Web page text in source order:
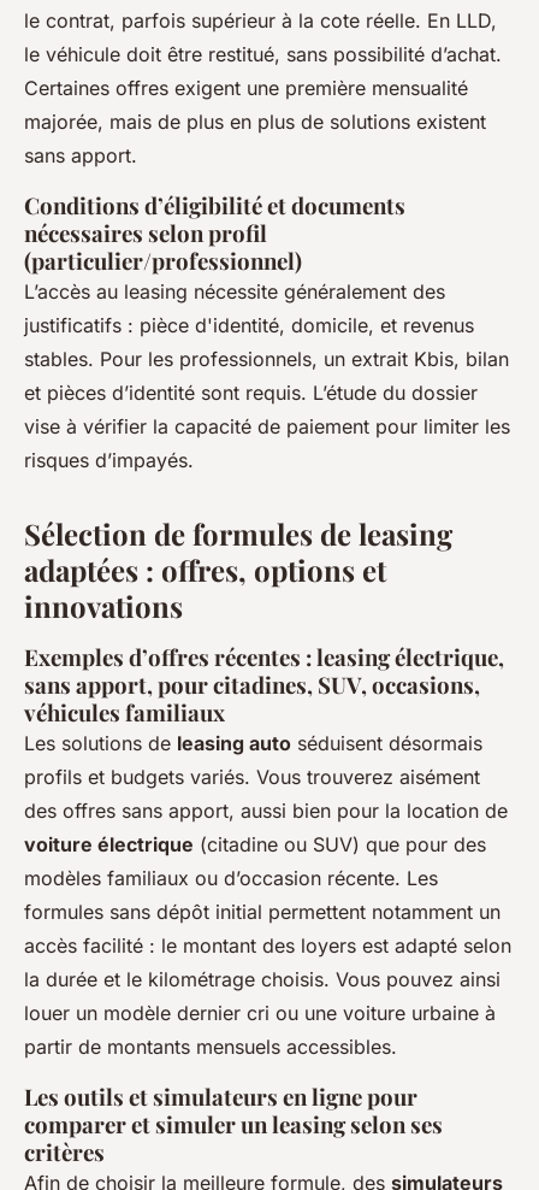
le contrat, parfois supérieur à la cote réelle. En LLD,
le véhicule doit être restitué, sans possibilité d’achat.
Certaines offres exigent une première mensualité
majorée, mais de plus en plus de solutions existent
sans apport.
Conditions d’éligibilité et documents
nécessaires selon profil
(particulier/professionnel)
L’accès au leasing nécessite généralement des
justificatifs : pièce d'identité, domicile, et revenus
stables. Pour les professionnels, un extrait Kbis, bilan
et pièces d’identité sont requis. L’étude du dossier
vise à vérifier la capacité de paiement pour limiter les
risques d’impayés.
Sélection de formules de leasing
adaptées : offres, options et
innovations
Exemples d’offres récentes : leasing électrique,
sans apport, pour citadines, SUV, occasions,
véhicules familiaux
Les solutions de leasing auto séduisent désormais
profils et budgets variés. Vous trouverez aisément
des offres sans apport, aussi bien pour la location de
voiture électrique (citadine ou SUV) que pour des
modèles familiaux ou d’occasion récente. Les
formules sans dépôt initial permettent notamment un
accès facilité : le montant des loyers est adapté selon
la durée et le kilométrage choisis. Vous pouvez ainsi
louer un modèle dernier cri ou une voiture urbaine à
partir de montants mensuels accessibles.
Les outils et simulateurs en ligne pour
comparer et simuler un leasing selon ses
critères
Afin de choisir la meilleure formule, des simulateurs